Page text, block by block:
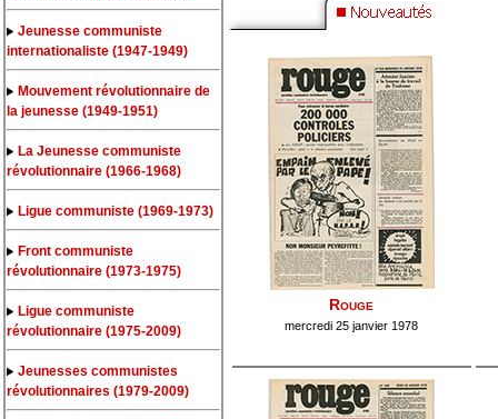
Jeunesse communiste
internationaliste (1947-1949)
Mouvement révolutionnaire de
la jeunesse (1949-1951)
La Jeunesse communiste
révolutionnaire (1966-1968)
Ligue communiste (1969-1973)
Front communiste
révolutionnaire (1973-1975)
Ligue communiste
révolutionnaire (1975-2009)
Jeunesses communistes
révolutionnaires (1979-2009)
Rouge
mercredi 25 janvier 1978